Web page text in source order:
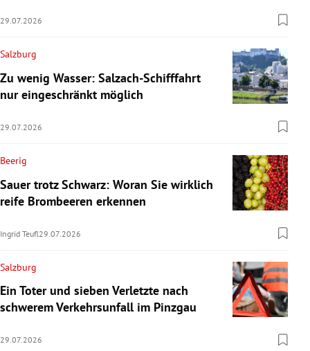
29.07.2026
Salzburg
Zu wenig Wasser: Salzach-Schifffahrt
nur eingeschränkt möglich
29.07.2026
Beerig
Sauer trotz Schwarz: Woran Sie wirklich
reife Brombeeren erkennen
Ingrid Teufl29.07.2026
Salzburg
Ein Toter und sieben Verletzte nach
schwerem Verkehrsunfall im Pinzgau
29.07.2026